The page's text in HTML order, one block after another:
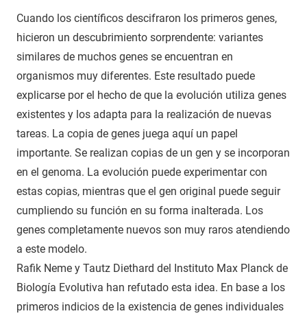
Cuando los científicos descifraron los primeros genes,
hicieron un descubrimiento sorprendente: variantes
similares de muchos genes se encuentran en
organismos muy diferentes. Este resultado puede
explicarse por el hecho de que la evolución utiliza genes
existentes y los adapta para la realización de nuevas
tareas. La copia de genes juega aquí un papel
importante. Se realizan copias de un gen y se incorporan
en el genoma. La evolución puede experimentar con
estas copias, mientras que el gen original puede seguir
cumpliendo su función en su forma inalterada. Los
genes completamente nuevos son muy raros atendiendo
a este modelo.
Rafik Neme y Tautz Diethard del Instituto Max Planck de
Biología Evolutiva han refutado esta idea. En base a los
primeros indicios de la existencia de genes individuales